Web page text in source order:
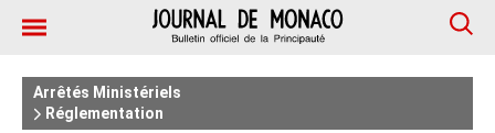
Arrêtés Ministériels
Réglementation